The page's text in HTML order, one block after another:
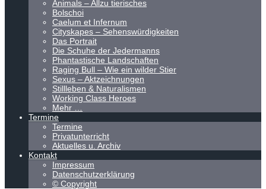
Animals – Allzu tierisches
Bolschoi
Caelum et Infernum
Cityskapes – Sehenswürdigkeiten
Das Portrait
Die Schuhe der Jedermanns
Phantastische Landschaften
Raging Bull – Wie ein wilder Stier
Sexus – Aktzeichnungen
Stillleben & Naturalismen
Working Class Heroes
Mehr …
Termine
Termine
Privatunterricht
Aktuelles u. Archiv
Kontakt
Impressum
Datenschutzerklärung
© Copyright